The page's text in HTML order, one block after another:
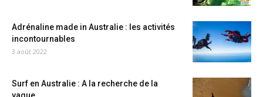
Adrénaline made in Australie : les activités
incontournables
3 août 2022
Surf en Australie : A la recherche de la
vague...